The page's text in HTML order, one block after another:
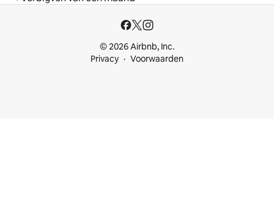
© 2026 Airbnb, Inc.
Privacy
Voorwaarden